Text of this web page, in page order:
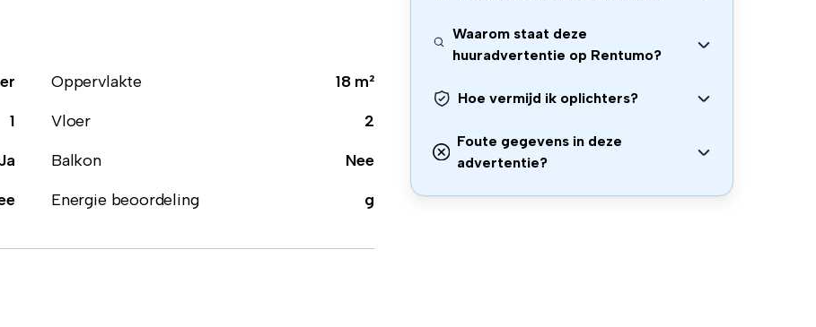
Oppervlakte
18 m²
1 Vloer
2
Ja Balkon
Nee
Energie beoordeling g
Waarom staat deze
huuradvertentie op Rentumo?
Hoe vermijd ik oplichters?
Foute gegevens in deze
advertentie?